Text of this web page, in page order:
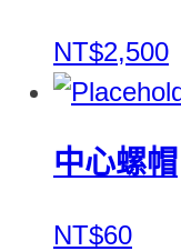
NT$2,500
中心螺帽
NT$60